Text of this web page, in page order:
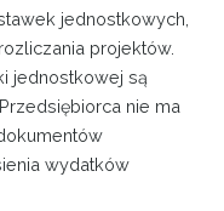
jednostkowych,
projektów.
jednostkowej są
nie ma
wydatków